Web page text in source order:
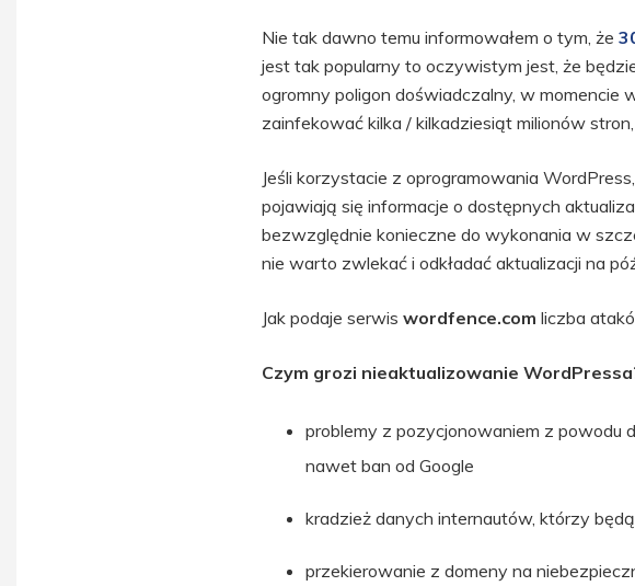
Nie tak dawno temu informowałem o tym, że
jest tak popularny to oczywistym jest, że
ogromny poligon doświadczalny, w momencie
zainfekować kilka / kilkadziesiąt milionów
Jeśli korzystacie z oprogramowania
pojawiają się informacje o dostępnych
bezwzględnie konieczne do wykonania w
nie warto zwlekać i odkładać aktualizacji na
Jak podaje serwis wordfence.com liczba
Czym grozi nieaktualizowanie
problemy z pozycjonowaniem z powodu
nawet ban od Google
kradzież danych internautów, którzy
przekierowanie z domeny na